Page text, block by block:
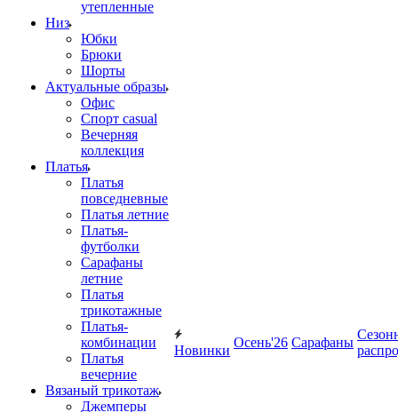
утепленные
Низ
Юбки
Брюки
Шорты
Актуальные образы
Офис
Спорт casual
Вечерняя
коллекция
Платья
Платья
повседневные
Платья летние
Платья-
футболки
Сарафаны
летние
Платья
трикотажные
Платья-
комбинации
Платья
вечерние
Вязаный трикотаж
Джемперы
Новинки
Осень'26 Сарафаны